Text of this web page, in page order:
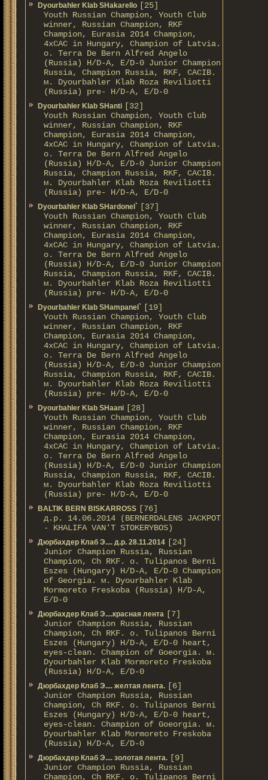
Dyourbahler Klab SHakarello [25]
Youth Russian Champion, Youth Club
winner, Russian Champion, RKF
Champion, Eurasia 2014 Champion,
4xCAC in Hungary, Champion of Latvia.
о. Terra De Bern Alfred Angelo
(Russia) H/D-A, E/D-0 Junior Champion
Russia, Champion Russia, RKF, CACIB.
м. Dyourbahler Klab Roza Reviliotti
(Russia) pre- H/D-A, E/D-0
Dyourbahler Klab SHanti [32]
Youth Russian Champion, Youth Club
winner, Russian Champion, RKF
Champion, Eurasia 2014 Champion,
4xCAC in Hungary, Champion of Latvia.
о. Terra De Bern Alfred Angelo
(Russia) H/D-A, E/D-0 Junior Champion
Russia, Champion Russia, RKF, CACIB.
м. Dyourbahler Klab Roza Reviliotti
(Russia) pre- H/D-A, E/D-0
Dyourbahler Klab SHardonel` [37]
Youth Russian Champion, Youth Club
winner, Russian Champion, RKF
Champion, Eurasia 2014 Champion,
4xCAC in Hungary, Champion of Latvia.
о. Terra De Bern Alfred Angelo
(Russia) H/D-A, E/D-0 Junior Champion
Russia, Champion Russia, RKF, CACIB.
м. Dyourbahler Klab Roza Reviliotti
(Russia) pre- H/D-A, E/D-0
Dyourbahler Klab SHampanel` [19]
Youth Russian Champion, Youth Club
winner, Russian Champion, RKF
Champion, Eurasia 2014 Champion,
4xCAC in Hungary, Champion of Latvia.
о. Terra De Bern Alfred Angelo
(Russia) H/D-A, E/D-0 Junior Champion
Russia, Champion Russia, RKF, CACIB.
м. Dyourbahler Klab Roza Reviliotti
(Russia) pre- H/D-A, E/D-0
Dyourbahler Klab SHaani [28]
Youth Russian Champion, Youth Club
winner, Russian Champion, RKF
Champion, Eurasia 2014 Champion,
4xCAC in Hungary, Champion of Latvia.
о. Terra De Bern Alfred Angelo
(Russia) H/D-A, E/D-0 Junior Champion
Russia, Champion Russia, RKF, CACIB.
м. Dyourbahler Klab Roza Reviliotti
(Russia) pre- H/D-A, E/D-0
BALTIK BERN BISKARROSS [76]
д.р. 14.06.2014 (BERNERDALENS JACKPOT
- KHALIFA VAN'T STOKERYBOS)
Дюрбахдер Клаб Э.... д.р. 28.11.2014 [24]
Junior Champion Russia, Russian
Champion, Ch RKF. о. Tulipanos Berni
Eszes (Hungary) H/D-A, E/D-0 Champion
of Georgia. м. Dyourbahler Klab
Mormoreto Freskoba (Russia) H/D-A,
E/D-0
Дюрбахдер Клаб Э....красная лента [7]
Junior Champion Russia, Russian
Champion, Ch RKF. о. Tulipanos Berni
Eszes (Hungary) H/D-A, E/D-0 heart,
eyes-clean. Champion of Gоeorgia. м.
Dyourbahler Klab Mormoreto Freskoba
(Russia) H/D-А, E/D-0
Дюрбахдер Клаб Э.... желтая лента. [6]
Junior Champion Russia, Russian
Champion, Ch RKF. о. Tulipanos Berni
Eszes (Hungary) H/D-A, E/D-0 heart,
eyes-clean. Champion of Gоeorgia. м.
Dyourbahler Klab Mormoreto Freskoba
(Russia) H/D-А, E/D-0
Дюрбахдер Клаб Э.... золотая лента. [9]
Junior Champion Russia, Russian
Champion, Ch RKF. о. Tulipanos Berni